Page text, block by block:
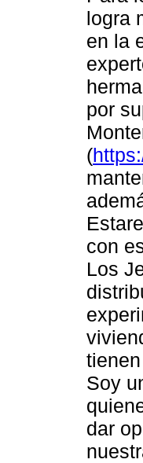
logra
en la
por
(
con
Los
Soy
dar